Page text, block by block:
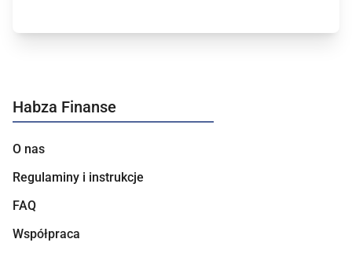
Habza Finanse
O nas
Regulaminy i instrukcje
FAQ
Współpraca